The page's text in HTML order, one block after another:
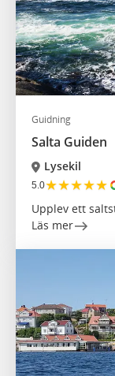
Guidning
Salta Guiden
Lysekil
5.0★★★★★
Upplev ett
Läs mer